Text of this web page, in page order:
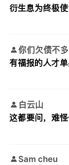
衍生息为终极使
你们欠债不多
有福报的人才
白云山
这都要问，难
Sam cheu